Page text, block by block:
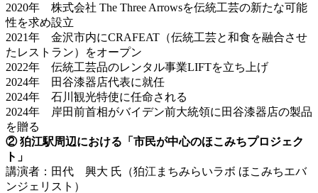
2020年 株式会社 The Three Arrowsを伝統工芸の新たな可能
性を求め設立
2021年 金沢市内にCRAFEAT（伝統工芸と和食を融合させ
たレストラン）をオープン
2022年 伝統工芸品のレンタル事業LIFTを立ち上げ
2024年 田谷漆器店代表に就任
2024年 石川観光特使に任命される
2024年 岸田前首相がバイデン前大統領に田谷漆器店の製品
を贈る
② 狛江駅周辺における「市民が中心のほこみちプロジェク
ト」
講演者：田代 興大 氏（狛江まちみらいラボ ほこみちエバ
ンジェリスト）